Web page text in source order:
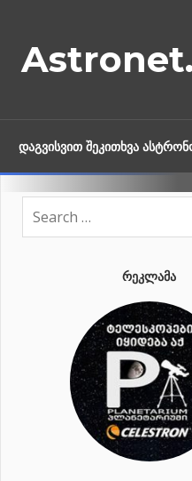
content
ᲓᲐᲒᲕᲘᲡᲕᲘᲗ ᲨᲔᲙᲘᲗᲮᲕᲐ
ᲠᲔᲙᲚᲐᲛᲐ